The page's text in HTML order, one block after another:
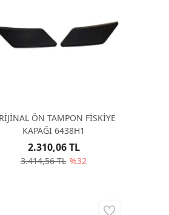
ÖN TAMPON FİSKİYE
KAPAĞI 6438H1
3.414,56 TL %32
2.310,06 TL